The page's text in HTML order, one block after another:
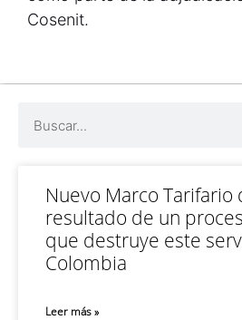
Cosenit.
Nuevo Marco Tarifario
resultado de un
que destruye este
Colombia
Leer más »